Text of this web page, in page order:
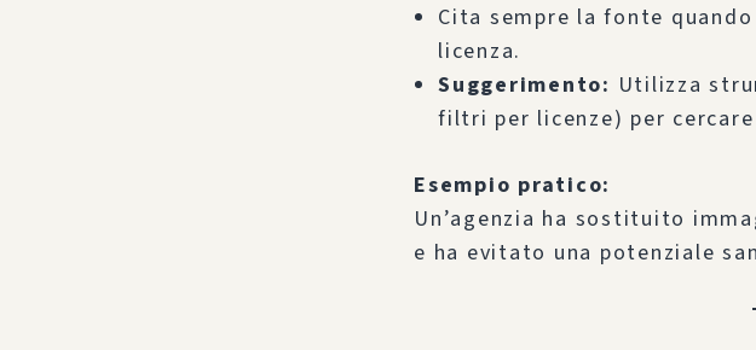
Cita sempre la fonte
licenza.
Suggerimento: Utilizza
filtri per licenze) per
Esempio pratico:
Un’agenzia ha sostituito
e ha evitato una potenziale